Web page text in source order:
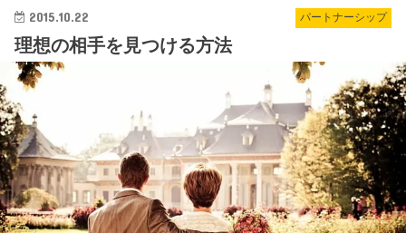
パートナーシップ
2015.10.22
理想の相手を見つける方法